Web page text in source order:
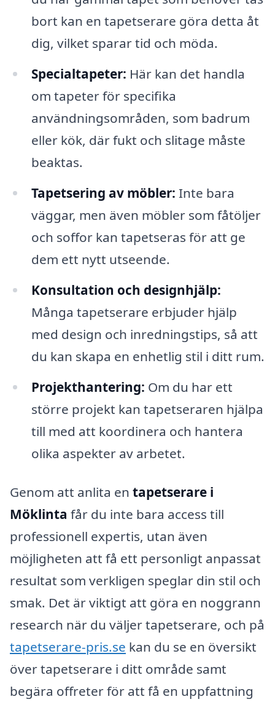
bort kan en tapetserare göra detta åt
dig, vilket sparar tid och möda.
Specialtapeter: Här kan det handla
om tapeter för specifika
användningsområden, som badrum
eller kök, där fukt och slitage måste
beaktas.
Tapetsering av möbler: Inte bara
väggar, men även möbler som fåtöljer
och soffor kan tapetseras för att ge
dem ett nytt utseende.
Konsultation och designhjälp:
Många tapetserare erbjuder hjälp
med design och inredningstips, så att
du kan skapa en enhetlig stil i ditt rum.
Projekthantering: Om du har ett
större projekt kan tapetseraren hjälpa
till med att koordinera och hantera
olika aspekter av arbetet.
Genom att anlita en tapetserare i
Möklinta får du inte bara access till
professionell expertis, utan även
möjligheten att få ett personligt anpassat
resultat som verkligen speglar din stil och
smak. Det är viktigt att göra en noggrann
research när du väljer tapetserare, och på
tapetserare-pris.se kan du se en översikt
över tapetserare i ditt område samt
begära offreter för att få en uppfattning